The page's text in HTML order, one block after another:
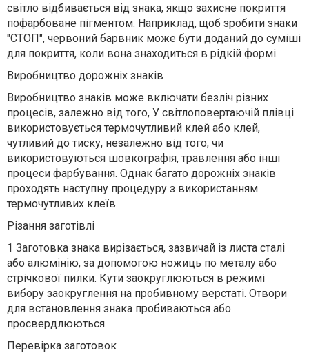
світло відбивається від знака, якщо захисне покриття
пофарбоване пігментом. Наприклад, щоб зробити знаки
"СТОП", червоний барвник може бути доданий до суміші
для покриття, коли вона знаходиться в рідкій формі.
Виробництво дорожніх знаків
Виробництво знаків може включати безліч різних
процесів, залежно від того, У світлоповертаючій плівці
використовується термочутливий клей або клей,
чутливий до тиску, незалежно від того, чи
використовуються шовкографія, травлення або інші
процеси фарбування. Однак багато дорожніх знаків
проходять наступну процедуру з використанням
термочутливих клеїв.
Різання заготівлі
1 Заготовка знака вирізається, зазвичай із листа сталі
або алюмінію, за допомогою ножиць по металу або
стрічкової пилки. Кути заокруглюються в режимі
вибору заокруглення на пробивному верстаті. Отвори
для встановлення знака пробиваються або
просвердлюються.
Перевірка заготовок